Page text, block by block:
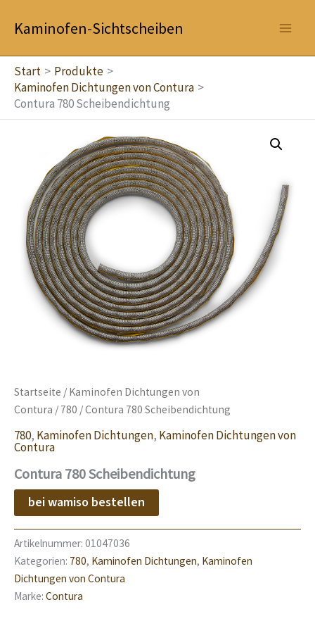
InhaltKaminofen-Sichtscheiben
Start
Produkte
Kaminofen Dichtungen von Contura
Contura 780 Scheibendichtung
Startseite / Kaminofen Dichtungen von
Contura / 780 / Contura 780 Scheibendichtung
780, Kaminofen Dichtungen, Kaminofen Dichtungen von
Contura
Contura 780 Scheibendichtung
bei wamiso bestellen
Artikelnummer: 01047036
Kategorien: 780, Kaminofen Dichtungen, Kaminofen
Dichtungen von Contura
Marke: Contura